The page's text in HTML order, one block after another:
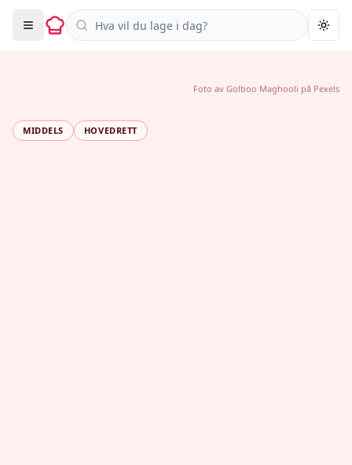
Søk i oppskrifter
MIDDELS HOVEDRETT
Foto av Golboo Maghooli på Pexels